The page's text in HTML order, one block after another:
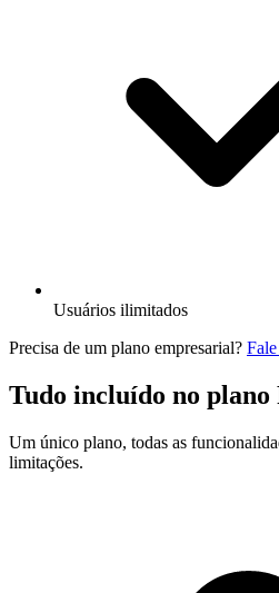
Usuários ilimitados
Precisa de um plano empresarial?
Tudo incluído no plano
Um único plano, todas as
limitações.